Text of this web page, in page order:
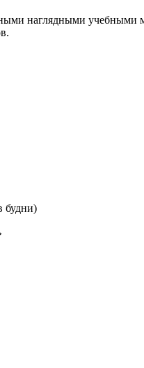
наглядными учебными
будни)